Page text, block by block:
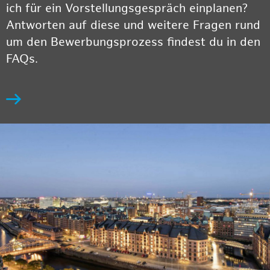
ich für ein Vorstellungsgespräch einplanen?
Antworten auf diese und weitere Fragen rund
um den Bewerbungsprozess findest du in den
FAQs.